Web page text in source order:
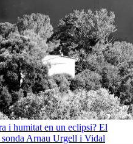
i humitat en un eclipsi? El
Arnau Urgell i Vidal